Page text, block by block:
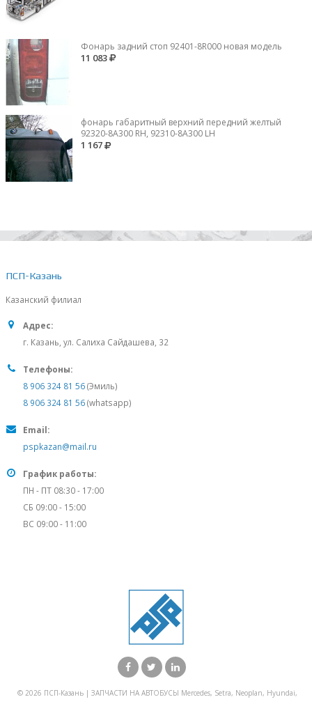
Фонарь задний стоп 92401-8R000 новая модель
11 083
фонарь габаритный верхний передний желтый
92320-8A300 RH, 92310-8А300 LH
1 167
ПСП-Казань
Казанский филиал
Адрес:
г. Казань, ул. Салиха Сайдашева, 32
Телефоны:
8 906 324 81 56(Эмиль)
8 906 324 81 56(whatsapp)
Email:
pspkazan@mail.ru
График работы:
ПН - ПТ 08:30 - 17:00
СБ 09:00 - 15:00
ВС 09:00 - 11:00
© 2026 ПСП-Казань | ЗАПЧАСТИ НА АВТОБУСЫ Mercedes, Setra, Neoplan, Hyundai,